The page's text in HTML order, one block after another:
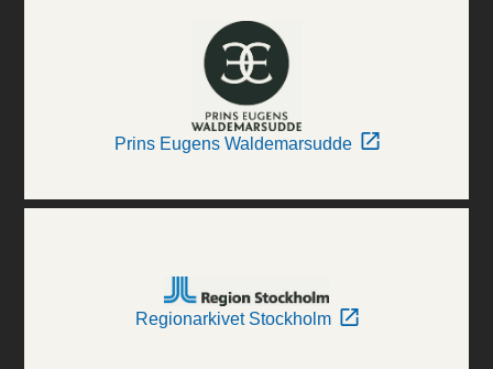
Prins Eugens Waldemarsudde
Regionarkivet Stockholm